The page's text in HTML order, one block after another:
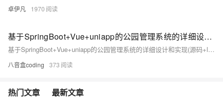
卓伊凡 1970
基于SpringBoot+Vue+uniapp的公园管理系统的详细设计和实现(源码+lw+部署文档+讲解等)
基于SpringBoot+Vue+uniapp的公园管理系统的详细设计和实现(源码+lw+部署文档+讲解等)
八音盒coding 373
热门文章 最新文章